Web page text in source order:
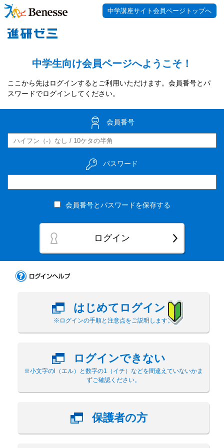
中学講座サイト会員ページトップへ
中学生向け会員ページへようこそ！
ここから先はログインするとご利用いただけます。会員番号とパ
スワードでログインしてください。
会員番号
パスワード
会員番号とパスワードを保存する
ログイン
はじめてログイン
※ログインの手順と注意点をご説明します。
ログインできない
※小文字のl（エル）と数字の1（イチ）などを間違えていないかま
ずご確認ください。
保護者の方